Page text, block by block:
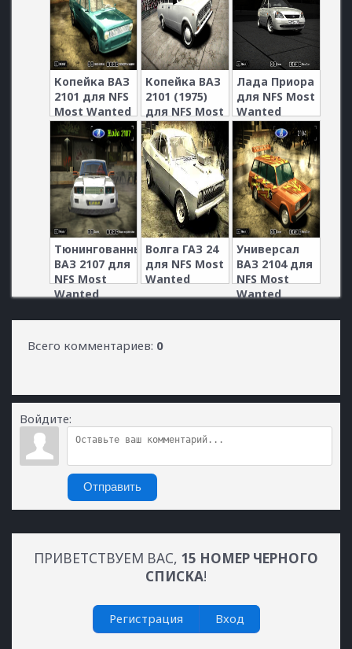
Копейка ВАЗ
2101 для NFS
Most Wanted
Копейка ВАЗ
2101 (1975)
для NFS Most
Wanted
Лада Приора
для NFS Most
Wanted
Тюнингованный
ВАЗ 2107 для
NFS Most
Wanted
Волга ГАЗ 24
для NFS Most
Wanted
Универсал
ВАЗ 2104 для
NFS Most
Wanted
Всего комментариев: 0
Войдите:
Отправить
ПРИВЕТСТВУЕМ ВАС, 15 НОМЕР ЧЕРНОГО
СПИСКА!
Регистрация Вход